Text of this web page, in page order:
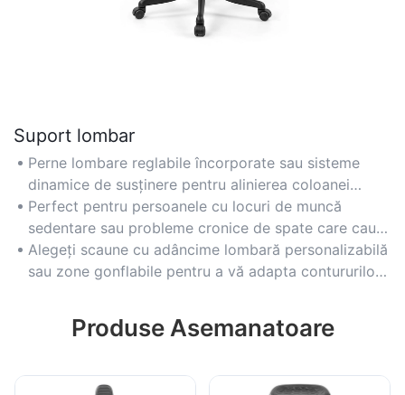
Suport lombar
Perne lombare reglabile încorporate sau sisteme
dinamice de susținere pentru alinierea coloanei
vertebrale și atenuarea presiunii din zona lombară în
timpul utilizării prelungite.
Perfect pentru persoanele cu locuri de muncă
sedentare sau probleme cronice de spate care caută
suport specific pentru coloana vertebrală.
Alegeți scaune cu adâncime lombară personalizabilă
sau zone gonflabile pentru a vă adapta contururilor
Produse Asemanatoare